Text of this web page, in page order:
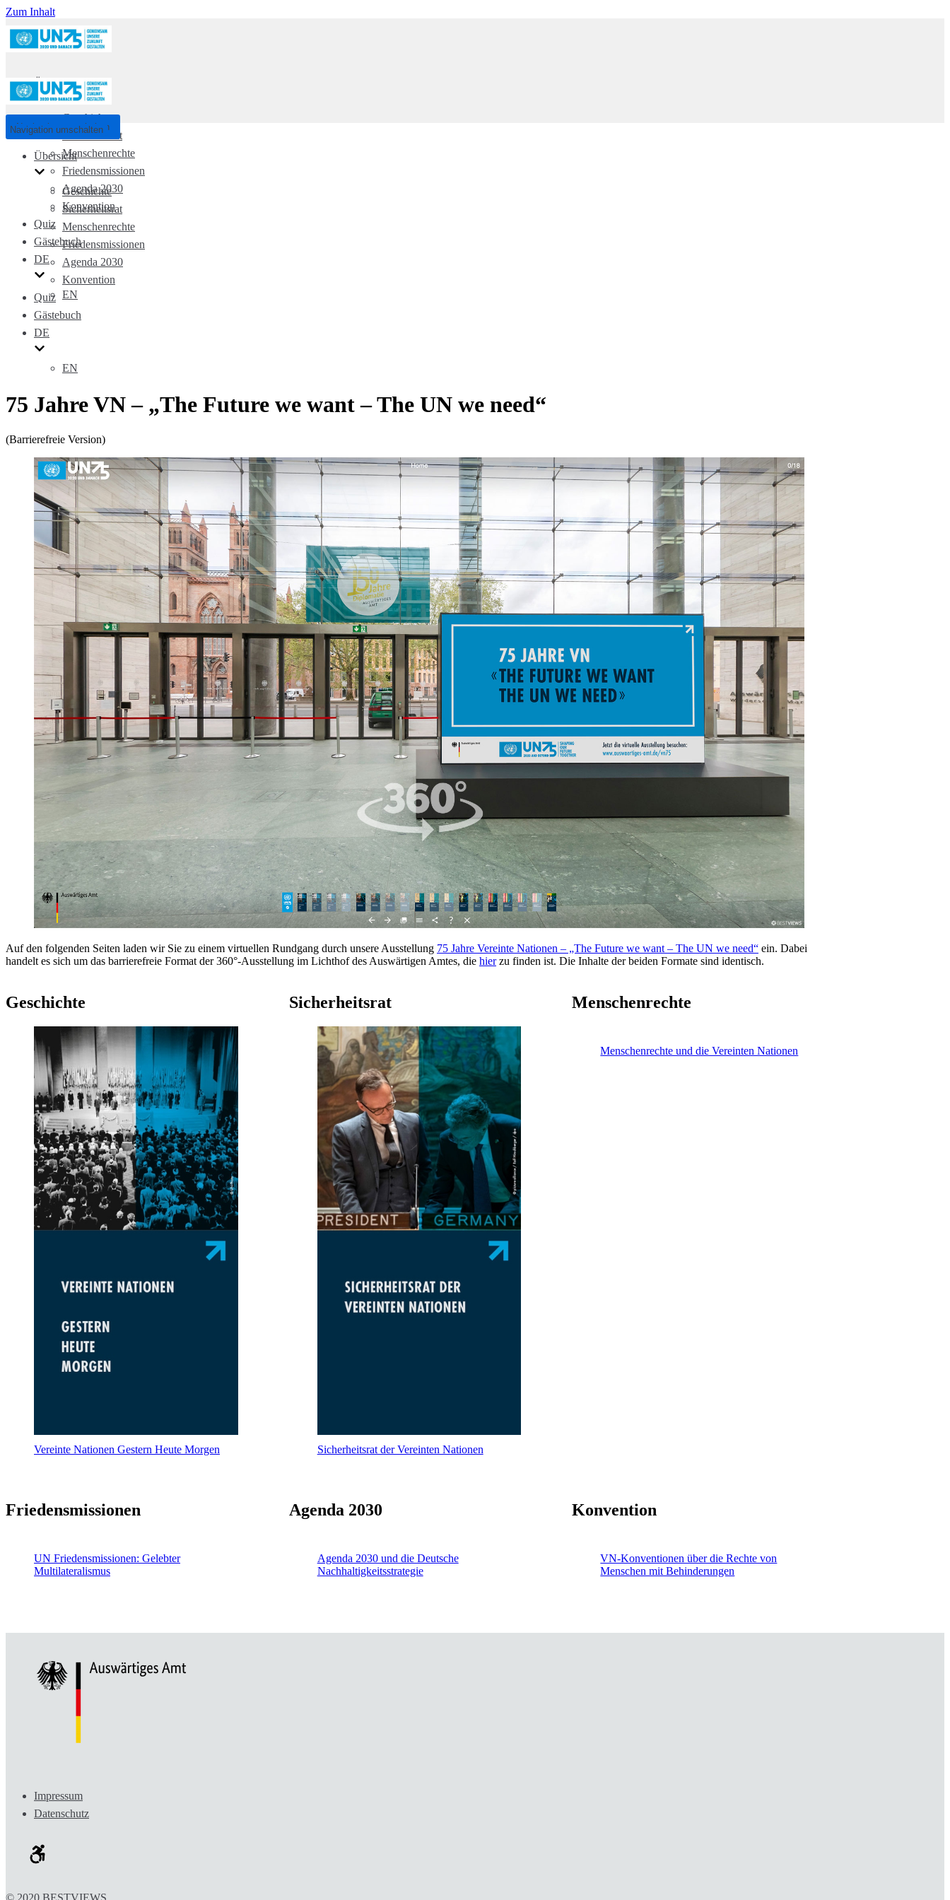
Zum Inhalt
Übersicht
Geschichte
Sicherheitsrat
Menschenrechte
Friedensmissionen
Agenda 2030
Konvention
Quiz
Gästebuch
DE
EN
Navigation umschalten
Navigation umschalten
Übersicht
Geschichte
Sicherheitsrat
Menschenrechte
Friedensmissionen
Agenda 2030
Konvention
Quiz
Gästebuch
DE
EN
75 Jahre VN – „The Future we want – The UN we need“
(Barrierefreie Version)
Auf den folgenden Seiten laden wir Sie zu einem virtuellen Rundgang durch unsere Ausstellung 75 Jahre Vereinte Nationen – „The Future we want – The UN we need“ ein. Dabei
handelt es sich um das barrierefreie Format der 360°-Ausstellung im Lichthof des Auswärtigen Amtes, die hierzu finden ist. Die Inhalte der beiden Formate sind identisch.
Geschichte
Vereinte Nationen Gestern Heute Morgen
Sicherheitsrat
Sicherheitsrat der Vereinten Nationen
Menschenrechte
Menschenrechte und die Vereinten Nationen
Friedensmissionen
UN Friedensmissionen: Gelebter
Multilateralismus
Agenda 2030
Agenda 2030 und die Deutsche
Nachhaltigkeitsstrategie
Konvention
VN-Konventionen über die Rechte von
Menschen mit Behinderungen
Impressum
Datenschutz